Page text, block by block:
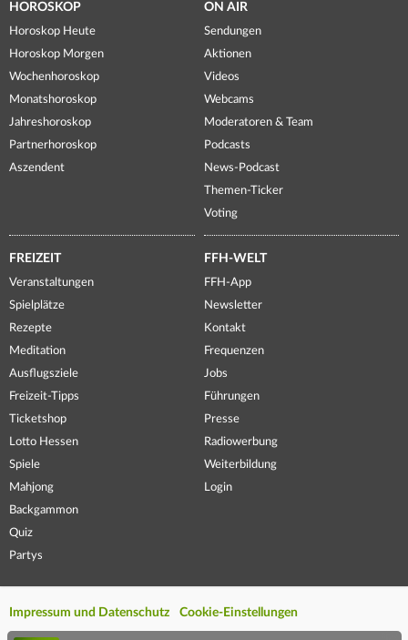
HOROSKOP
Horoskop Heute
Horoskop Morgen
Wochenhoroskop
Monatshoroskop
Jahreshoroskop
Partnerhoroskop
Aszendent
ON AIR
Sendungen
Aktionen
Videos
Webcams
Moderatoren & Team
Podcasts
News-Podcast
Themen-Ticker
Voting
FREIZEIT
Veranstaltungen
Spielplätze
Rezepte
Meditation
Ausflugsziele
Freizeit-Tipps
Ticketshop
Lotto Hessen
Spiele
Mahjong
Backgammon
Quiz
Partys
FFH-WELT
FFH-App
Newsletter
Kontakt
Frequenzen
Jobs
Führungen
Presse
Radiowerbung
Weiterbildung
Login
Impressum und Datenschutz Cookie-Einstellungen